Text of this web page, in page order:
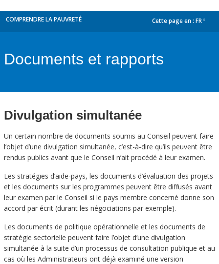
COMPRENDRE LA PAUVRETÉ Cette page en : FR
Documents et rapports
Divulgation simultanée
Un certain nombre de documents soumis au Conseil peuvent faire
l’objet d’une divulgation simultanée, c’est-à-dire qu’ils peuvent être
rendus publics avant que le Conseil n’ait procédé à leur examen.
Les stratégies d’aide-pays, les documents d’évaluation des projets
et les documents sur les programmes peuvent être diffusés avant
leur examen par le Conseil si le pays membre concerné donne son
accord par écrit (durant les négociations par exemple).
Les documents de politique opérationnelle et les documents de
stratégie sectorielle peuvent faire l’objet d’une divulgation
simultanée à la suite d’un processus de consultation publique et au
cas où les Administrateurs ont déjà examiné une version